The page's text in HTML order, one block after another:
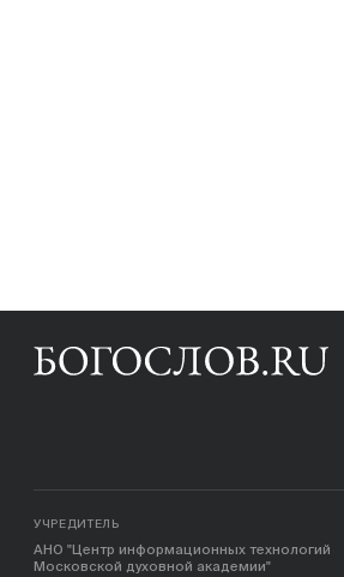
УЧРЕДИТЕЛЬ
АНО "Центр информационных технологий
Московской духовной академии"